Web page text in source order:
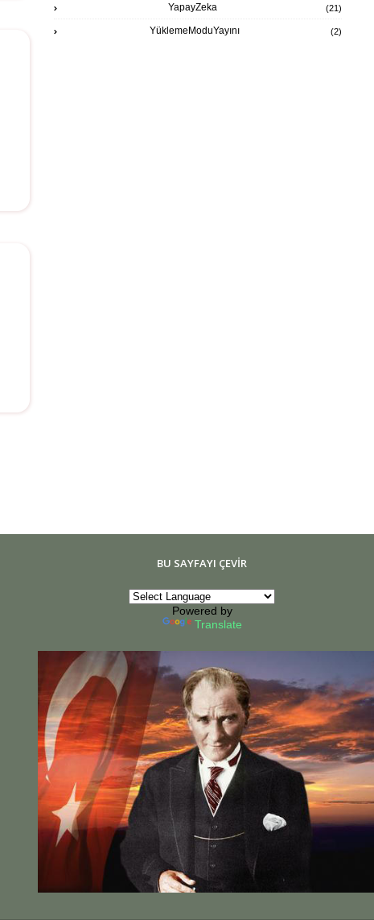
YapayZeka (21)
YüklemeModuYayını (2)
23:00
25°C
00:00
24°C
01:00
24°C
02:00
24°C
03:00 04:00
23°C
05:00
24°C
BU SAYFAYI ÇEVİR
Powered by
Translate